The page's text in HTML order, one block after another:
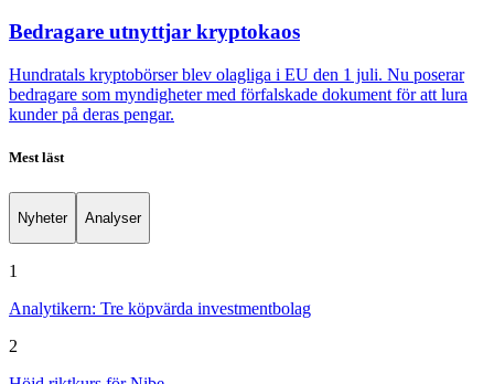
Bedragare utnyttjar kryptokaos
Hundratals kryptobörser blev olagliga i EU den 1 juli. Nu poserar
bedragare som myndigheter med förfalskade dokument för att lura
kunder på deras pengar.
Mest läst
Nyheter Analyser
1
Analytikern: Tre köpvärda investmentbolag
2